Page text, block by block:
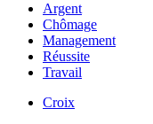
Argent
Chômage
Management
Réussite
Travail
Croix